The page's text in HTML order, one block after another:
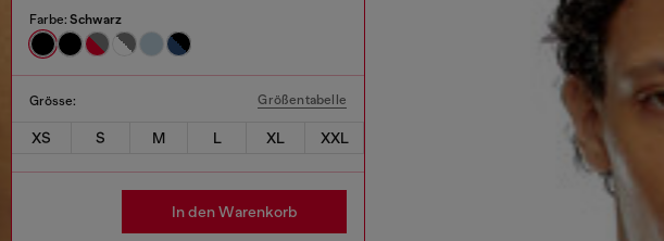
Farbe: Schwarz
Grösse: Größentabelle
XS S M L XL XXL
In den Warenkorb